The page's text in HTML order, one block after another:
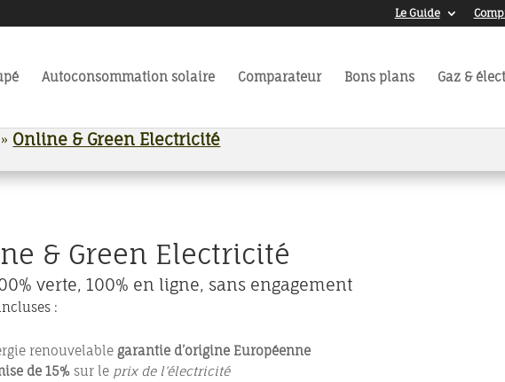
Le Guide
Autoconsommation solaire Comparateur Bons plans Gaz &
» Online & Green Electricité
& Green Electricité
verte, 100% en ligne, sans engagement
:
renouvelable garantie d’origine Européenne
de 15%sur le prix de l’électricité